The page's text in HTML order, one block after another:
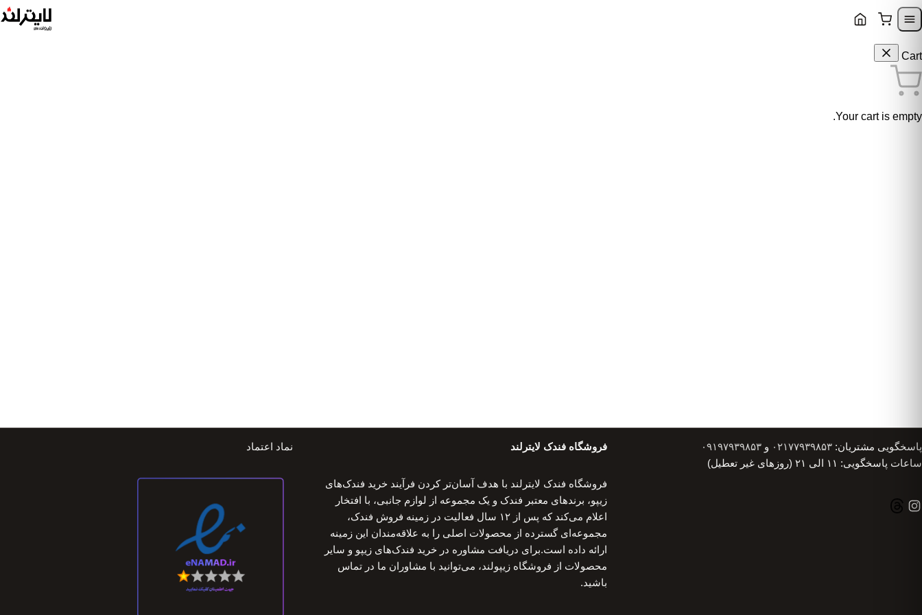
Skip to navigation
Cart
Your cart is empty.
پاسخگویی مشتریان: ۰۲۱۷۷۹۳۹۸۵۳ و ۰۹۱۹۷۹۳۹۸۵۳
ساعات پاسخگویی: ۱۱ الی ۲۱ (روزهای غیر تعطیل)
فروشگاه فندک لایترلند
فروشگاه فندک لایترلند با هدف آسان‌تر کردن فرآیند خرید فندک‌های
زیپو، برندهای معتبر فندک و یک مجموعه از لوازم جانبی، با افتخار
اعلام می‌کند که پس از ۱۲ سال فعالیت در زمینه فروش فندک،
مجموعه‌ای گسترده از محصولات اصلی را به علاقه‌مندان این زمینه
ارائه داده است.برای دریافت مشاوره در خرید فندک‌های زیپو و سایر
محصولات از فروشگاه زیپولند، می‌توانید با مشاوران ما در تماس
باشید.
نماد اعتماد